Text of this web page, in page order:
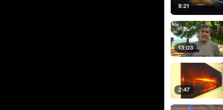
8:21
13:03
2:47